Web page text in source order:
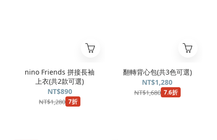
nino Friends 拼接長袖
上衣(共2款可選)
NT$890
NT$1,280 7折
翻轉背心包(共3色可選)
NT$1,280
NT$1,680 7.6折